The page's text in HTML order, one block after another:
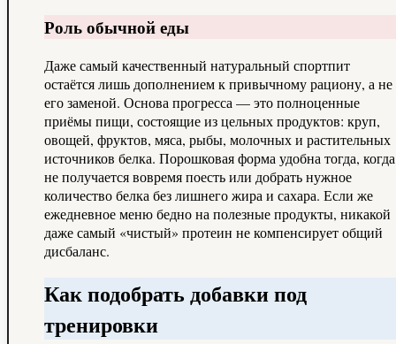
Роль обычной еды
Даже самый качественный натуральный спортпит
остаётся лишь дополнением к привычному рациону, а не
его заменой. Основа прогресса — это полноценные
приёмы пищи, состоящие из цельных продуктов: круп,
овощей, фруктов, мяса, рыбы, молочных и растительных
источников белка. Порошковая форма удобна тогда, когда
не получается вовремя поесть или добрать нужное
количество белка без лишнего жира и сахара. Если же
ежедневное меню бедно на полезные продукты, никакой
даже самый «чистый» протеин не компенсирует общий
дисбаланс.
Как подобрать добавки под
тренировки